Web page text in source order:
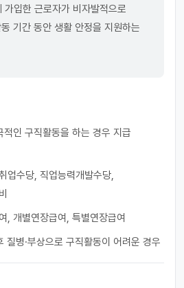
가입한 근로자가 비자발적으로
기간 동안 생활 안정을 지원하는
적인 구직활동을 하는 경우 지급
업수당, 직업능력개발수당,
, 개별연장급여, 특별연장급여
질병·부상으로 구직활동이 어려운 경우